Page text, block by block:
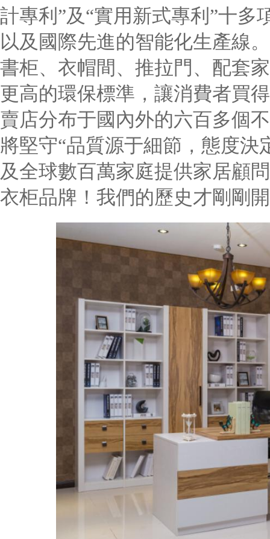
計專利”及“實用新式專利”十多
以及國際先進的智能化生產線
書柜、衣帽間、推拉門、配套
更高的環保標準，讓消費者買
賣店分布于國內外的六百多個
將堅守“品質源于細節，態度決
及全球數百萬家庭提供家居顧
衣柜品牌！我們的歷史才剛剛